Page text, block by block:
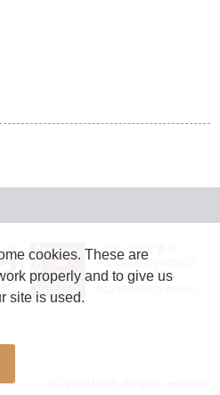
JASRAC許諾番号：
9024936001Y45037
JASRAC許諾番号：
cookies. These are
properly and to give us
site is used.